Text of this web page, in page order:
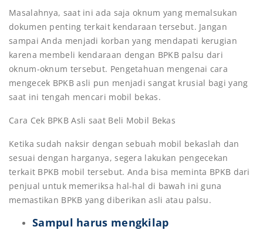
Masalahnya, saat ini ada saja oknum yang memalsukan
dokumen penting terkait kendaraan tersebut. Jangan
sampai Anda menjadi korban yang mendapati kerugian
karena membeli kendaraan dengan BPKB palsu dari
oknum-oknum tersebut. Pengetahuan mengenai cara
mengecek BPKB asli pun menjadi sangat krusial bagi yang
saat ini tengah mencari mobil bekas.
Cara Cek BPKB Asli saat Beli Mobil Bekas
Ketika sudah naksir dengan sebuah mobil bekaslah dan
sesuai dengan harganya, segera lakukan pengecekan
terkait BPKB mobil tersebut. Anda bisa meminta BPKB dari
penjual untuk memeriksa hal-hal di bawah ini guna
memastikan BPKB yang diberikan asli atau palsu.
Sampul harus mengkilap